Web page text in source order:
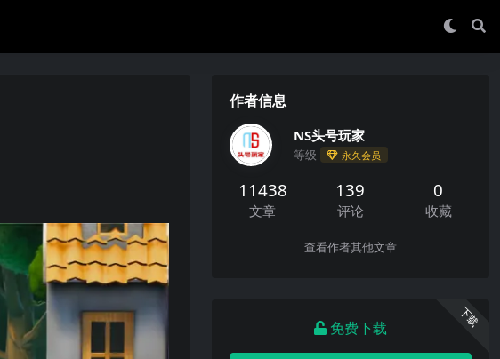
作者信息
NS头号玩家
等级 永久会员
11438
文章
139
评论
0
收藏
查看作者其他文章
下载
免费下载